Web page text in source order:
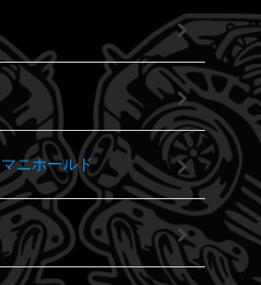
ニホールド